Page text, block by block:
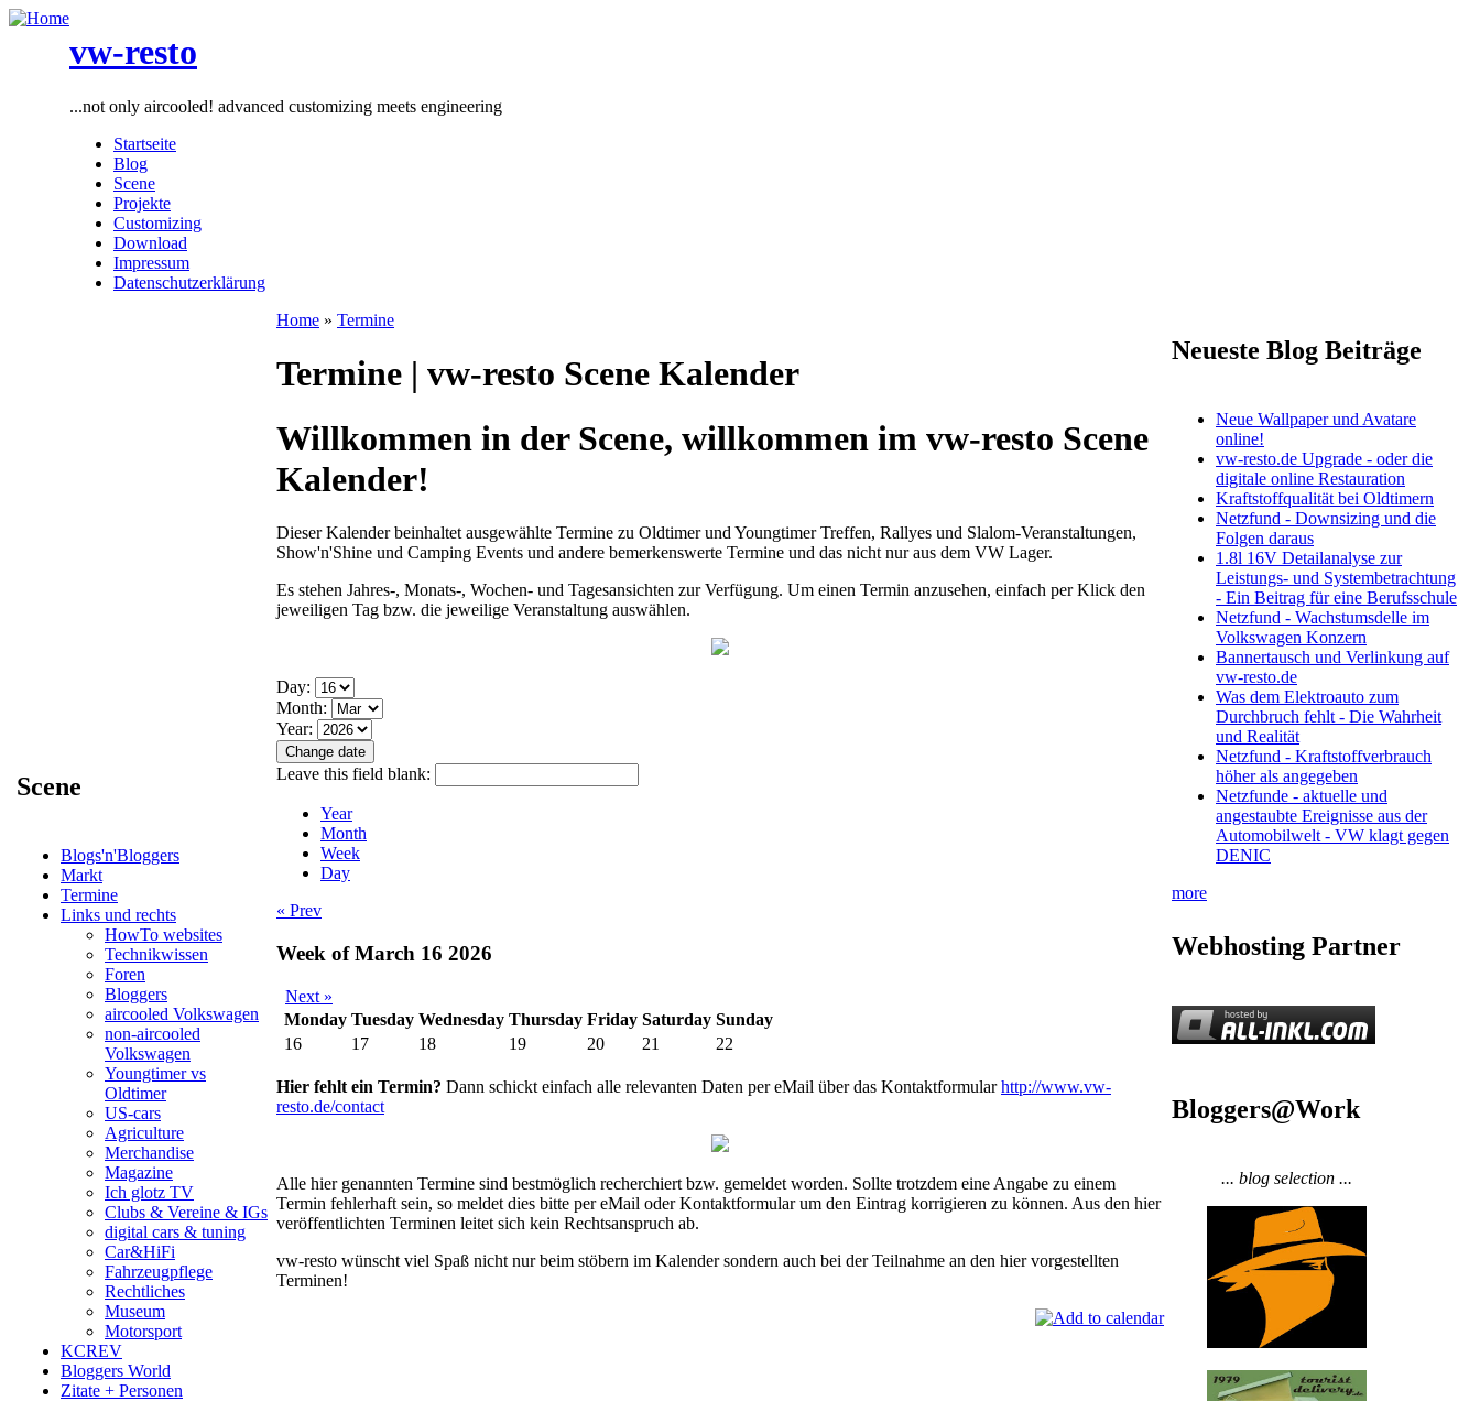
vw-resto
...not only aircooled! advanced customizing meets engineering
Startseite
Blog
Scene
Projekte
Customizing
Download
Impressum
Datenschutzerklärung
Scene
Blogs'n'Bloggers
Markt
Termine
Links und rechts
HowTo websites
Technikwissen
Foren
Bloggers
aircooled Volkswagen
non-aircooled
Volkswagen
Youngtimer vs
Oldtimer
US-cars
Agriculture
Merchandise
Magazine
Ich glotz TV
Clubs & Vereine & IGs
digital cars & tuning
Car&HiFi
Fahrzeugpflege
Rechtliches
Museum
Motorsport
KCREV
Bloggers World
Zitate + Personen
Home » Termine
Termine | vw-resto Scene Kalender
Willkommen in der Scene, willkommen im vw-resto Scene
Kalender!
Dieser Kalender beinhaltet ausgewählte Termine zu Oldtimer und Youngtimer Treffen, Rallyes und Slalom-Veranstaltungen,
Show'n'Shine und Camping Events und andere bemerkenswerte Termine und das nicht nur aus dem VW Lager.
Es stehen Jahres-, Monats-, Wochen- und Tagesansichten zur Verfügung. Um einen Termin anzusehen, einfach per Klick den
jeweiligen Tag bzw. die jeweilige Veranstaltung auswählen.
Day:
Month:
Year:
Leave this field blank:
Year
Month
Week
Day
« Prev
Week of March 16 2026
Next »
Monday Tuesday Wednesday Thursday Friday Saturday Sunday
16
17 18 19 20 21 22
Hier fehlt ein Termin? Dann schickt einfach alle relevanten Daten per eMail über das Kontaktformularhttp://www.vw-
resto.de/contact
Alle hier genannten Termine sind bestmöglich recherchiert bzw. gemeldet worden. Sollte trotzdem eine Angabe zu einem
Termin fehlerhaft sein, so meldet dies bitte per eMail oder Kontaktformular um den Eintrag korrigieren zu können. Aus den hier
veröffentlichten Terminen leitet sich kein Rechtsanspruch ab.
vw-resto wünscht viel Spaß nicht nur beim stöbern im Kalender sondern auch bei der Teilnahme an den hier vorgestellten
Terminen!
Neueste Blog Beiträge
Neue Wallpaper und Avatare
online!
vw-resto.de Upgrade - oder die
digitale online Restauration
Kraftstoffqualität bei Oldtimern
Netzfund - Downsizing und die
Folgen daraus
1.8l 16V Detailanalyse zur
Leistungs- und Systembetrachtung
- Ein Beitrag für eine Berufsschule
Netzfund - Wachstumsdelle im
Volkswagen Konzern
Bannertausch und Verlinkung auf
vw-resto.de
Was dem Elektroauto zum
Durchbruch fehlt - Die Wahrheit
und Realität
Netzfund - Kraftstoffverbrauch
höher als angegeben
Netzfunde - aktuelle und
angestaubte Ereignisse aus der
Automobilwelt - VW klagt gegen
DENIC
more
Webhosting Partner
Bloggers@Work
... blog selection ...